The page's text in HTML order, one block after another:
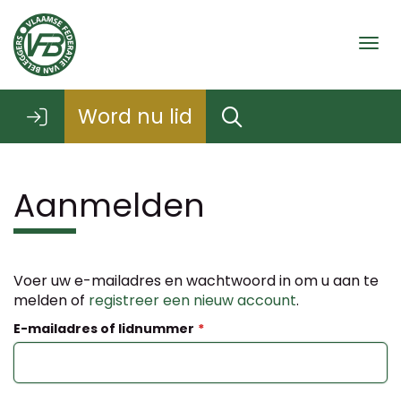
Word nu lid
Aanmelden
Voer uw e-mailadres en wachtwoord in om u aan te
melden of registreer een nieuw account.
E-mailadres of lidnummer